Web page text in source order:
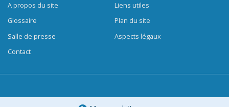
A propos du site
Glossaire
Salle de presse
Contact
Liens utiles
Plan du site
Aspects légaux